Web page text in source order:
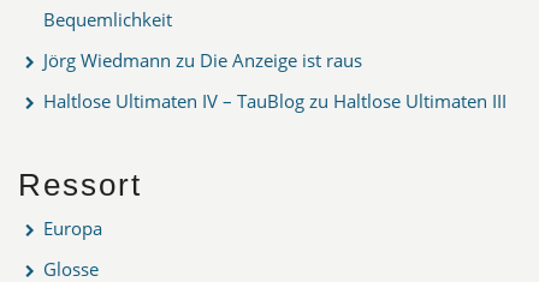
Bequemlichkeit
Jörg Wiedmann zu Die Anzeige ist raus
Haltlose Ultimaten IV – TauBlog zu Haltlose Ultimaten III
Ressort
Europa
Glosse